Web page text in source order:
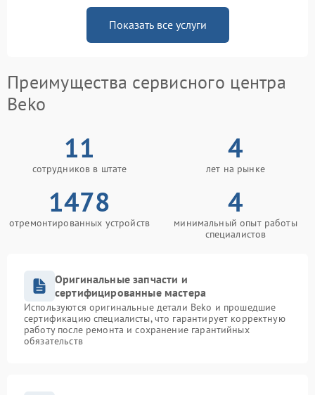
Показать все услуги
Преимущества сервисного центра
Beko
11
сотрудников в штате
4
лет на рынке
1478
отремонтированных устройств
4
минимальный опыт работы
специалистов
Оригинальные запчасти и
сертифицированные мастера
Используются оригинальные детали Beko и прошедшие
сертификацию специалисты, что гарантирует корректную
работу после ремонта и сохранение гарантийных
обязательств